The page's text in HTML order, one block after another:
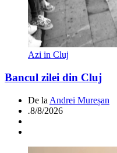
Azi in Cluj
Bancul zilei din Cluj
De la Andrei Mureșan
.8/8/2026